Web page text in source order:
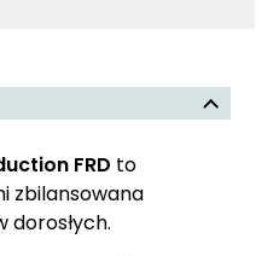
FRD to
zbilansowana
dorosłych.